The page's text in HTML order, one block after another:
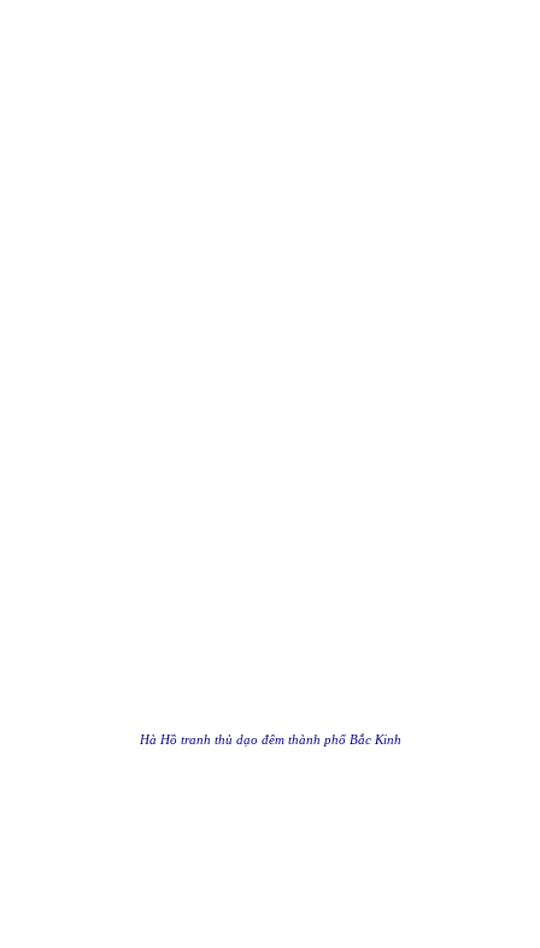
Hà Hồ tranh thủ dạo đêm thành phố Bắc Kinh